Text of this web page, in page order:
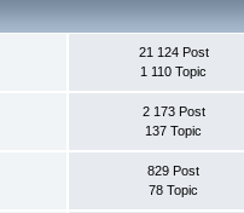
21 124 Post
1 110 Topic
2 173 Post
137 Topic
829 Post
78 Topic